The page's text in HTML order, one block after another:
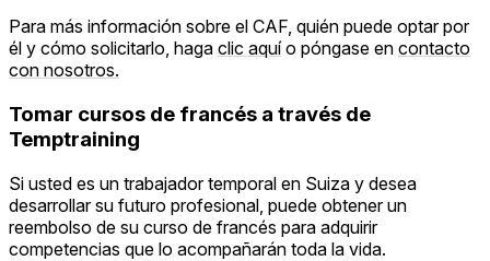
Para más información sobre el CAF, quién puede optar por
él y cómo solicitarlo, haga clic aquío póngase en contacto
con nosotros.
Tomar cursos de francés a través de
Temptraining
Si usted es un trabajador temporal en Suiza y desea
desarrollar su futuro profesional, puede obtener un
reembolso de su curso de francés para adquirir
competencias que lo acompañarán toda la vida.